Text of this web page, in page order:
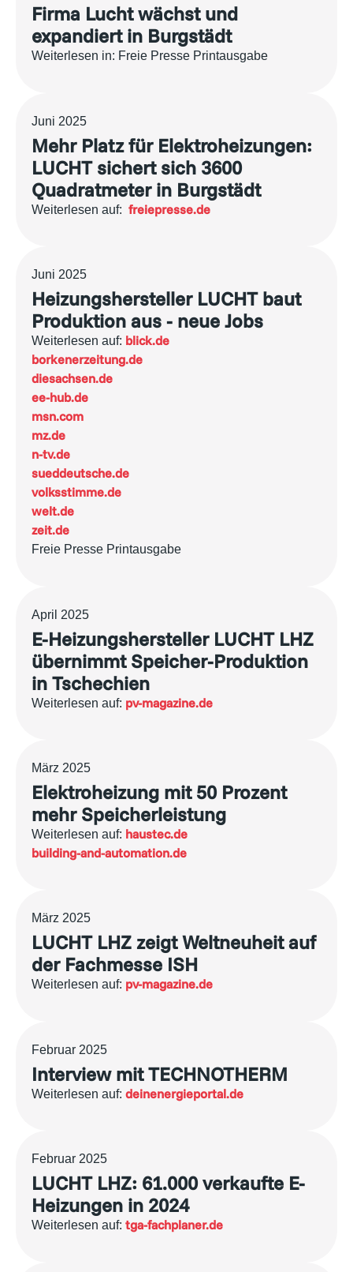
Firma Lucht wächst und
expandiert in Burgstädt
Weiterlesen in: Freie Presse Printausgabe
Juni 2025
Mehr Platz für Elektroheizungen:
LUCHT sichert sich 3600
Quadratmeter in Burgstädt
Weiterlesen auf: freiepresse.de
Juni 2025
Heizungshersteller LUCHT baut
Produktion aus - neue Jobs
Weiterlesen auf: blick.de
borkenerzeitung.de
diesachsen.de
ee-hub.de
msn.com
mz.de
n-tv.de
sueddeutsche.de
volksstimme.de
welt.de
zeit.de
Freie Presse Printausgabe
April 2025
E-Heizungshersteller LUCHT LHZ
übernimmt Speicher-Produktion
in Tschechien
Weiterlesen auf: pv-magazine.de
März 2025
Elektroheizung mit 50 Prozent
mehr Speicherleistung
Weiterlesen auf: haustec.de
building-and-automation.de
März 2025
LUCHT LHZ zeigt Weltneuheit auf
der Fachmesse ISH
Weiterlesen auf: pv-magazine.de
Februar 2025
Interview mit TECHNOTHERM
Weiterlesen auf: deinenergieportal.de
Februar 2025
LUCHT LHZ: 61.000 verkaufte E-
Heizungen in 2024
Weiterlesen auf: tga-fachplaner.de